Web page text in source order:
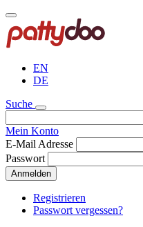
Direkt
zum
Inhalt
EN
DE
Suche
Mein Konto
E-Mail Adresse
Passwort
Anmelden
Registrieren
Passwort vergessen?